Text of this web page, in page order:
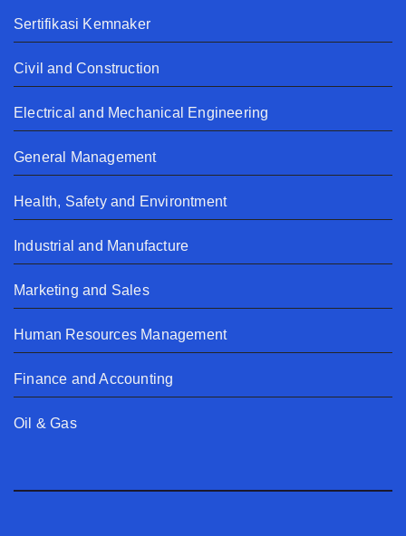
Sertifikasi Kemnaker
Civil and Construction
Electrical and Mechanical Engineering
General Management
Health, Safety and Environtment
Industrial and Manufacture
Marketing and Sales
Human Resources Management
Finance and Accounting
Oil & Gas